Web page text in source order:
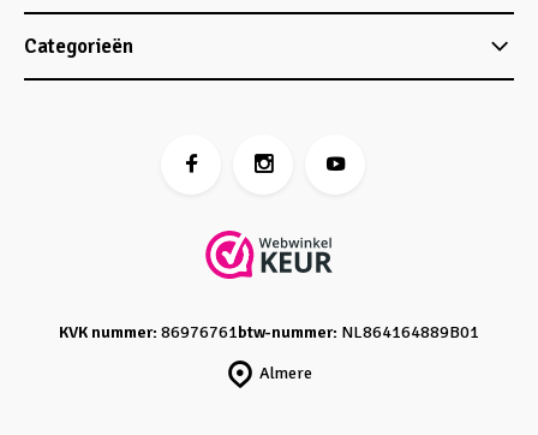
Categorieën
Almere
KVK nummer: 86976761btw-nummer: NL864164889B01